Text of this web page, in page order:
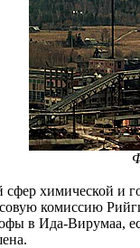
химической и
комиссию
в Ида-Вирумаа,